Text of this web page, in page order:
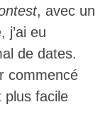
, avec un
j’ai eu
de dates.
commencé
plus facile